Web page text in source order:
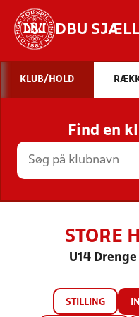
DBU
STILLINGER,
KLUB/HOLD
Find en
STORE
U14
STILLING